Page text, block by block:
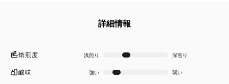
詳細情報
焙煎度 浅煎り 深煎り
酸味 強い 弱い